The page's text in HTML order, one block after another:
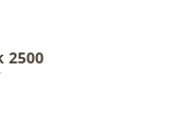
2500